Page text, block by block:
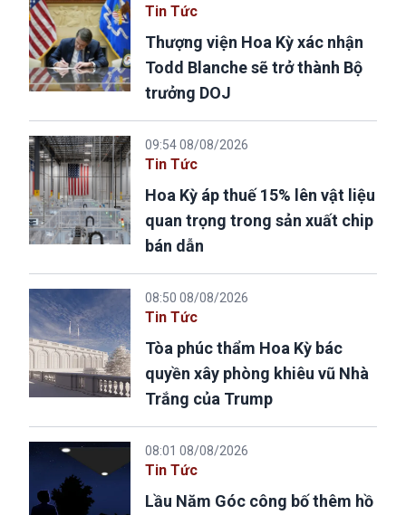
Tin Tức
Thượng viện Hoa Kỳ xác nhận
Todd Blanche sẽ trở thành Bộ
trưởng DOJ
09:54 08/08/2026
Tin Tức
Hoa Kỳ áp thuế 15% lên vật liệu
quan trọng trong sản xuất chip
bán dẫn
08:50 08/08/2026
Tin Tức
Tòa phúc thẩm Hoa Kỳ bác
quyền xây phòng khiêu vũ Nhà
Trắng của Trump
08:01 08/08/2026
Tin Tức
Lầu Năm Góc công bố thêm hồ